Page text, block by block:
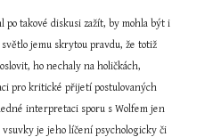
po takové diskusi zažít, by mohla být i
jemu skrytou pravdu, že totiž
ho nechaly na holičkách,
pro kritické přijetí postulovaných
interpretaci sporu s Wolfem jen
je jeho líčení psychologicky či